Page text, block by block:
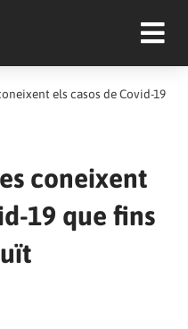
els casos de Covid-19
coneixent
19 que fins